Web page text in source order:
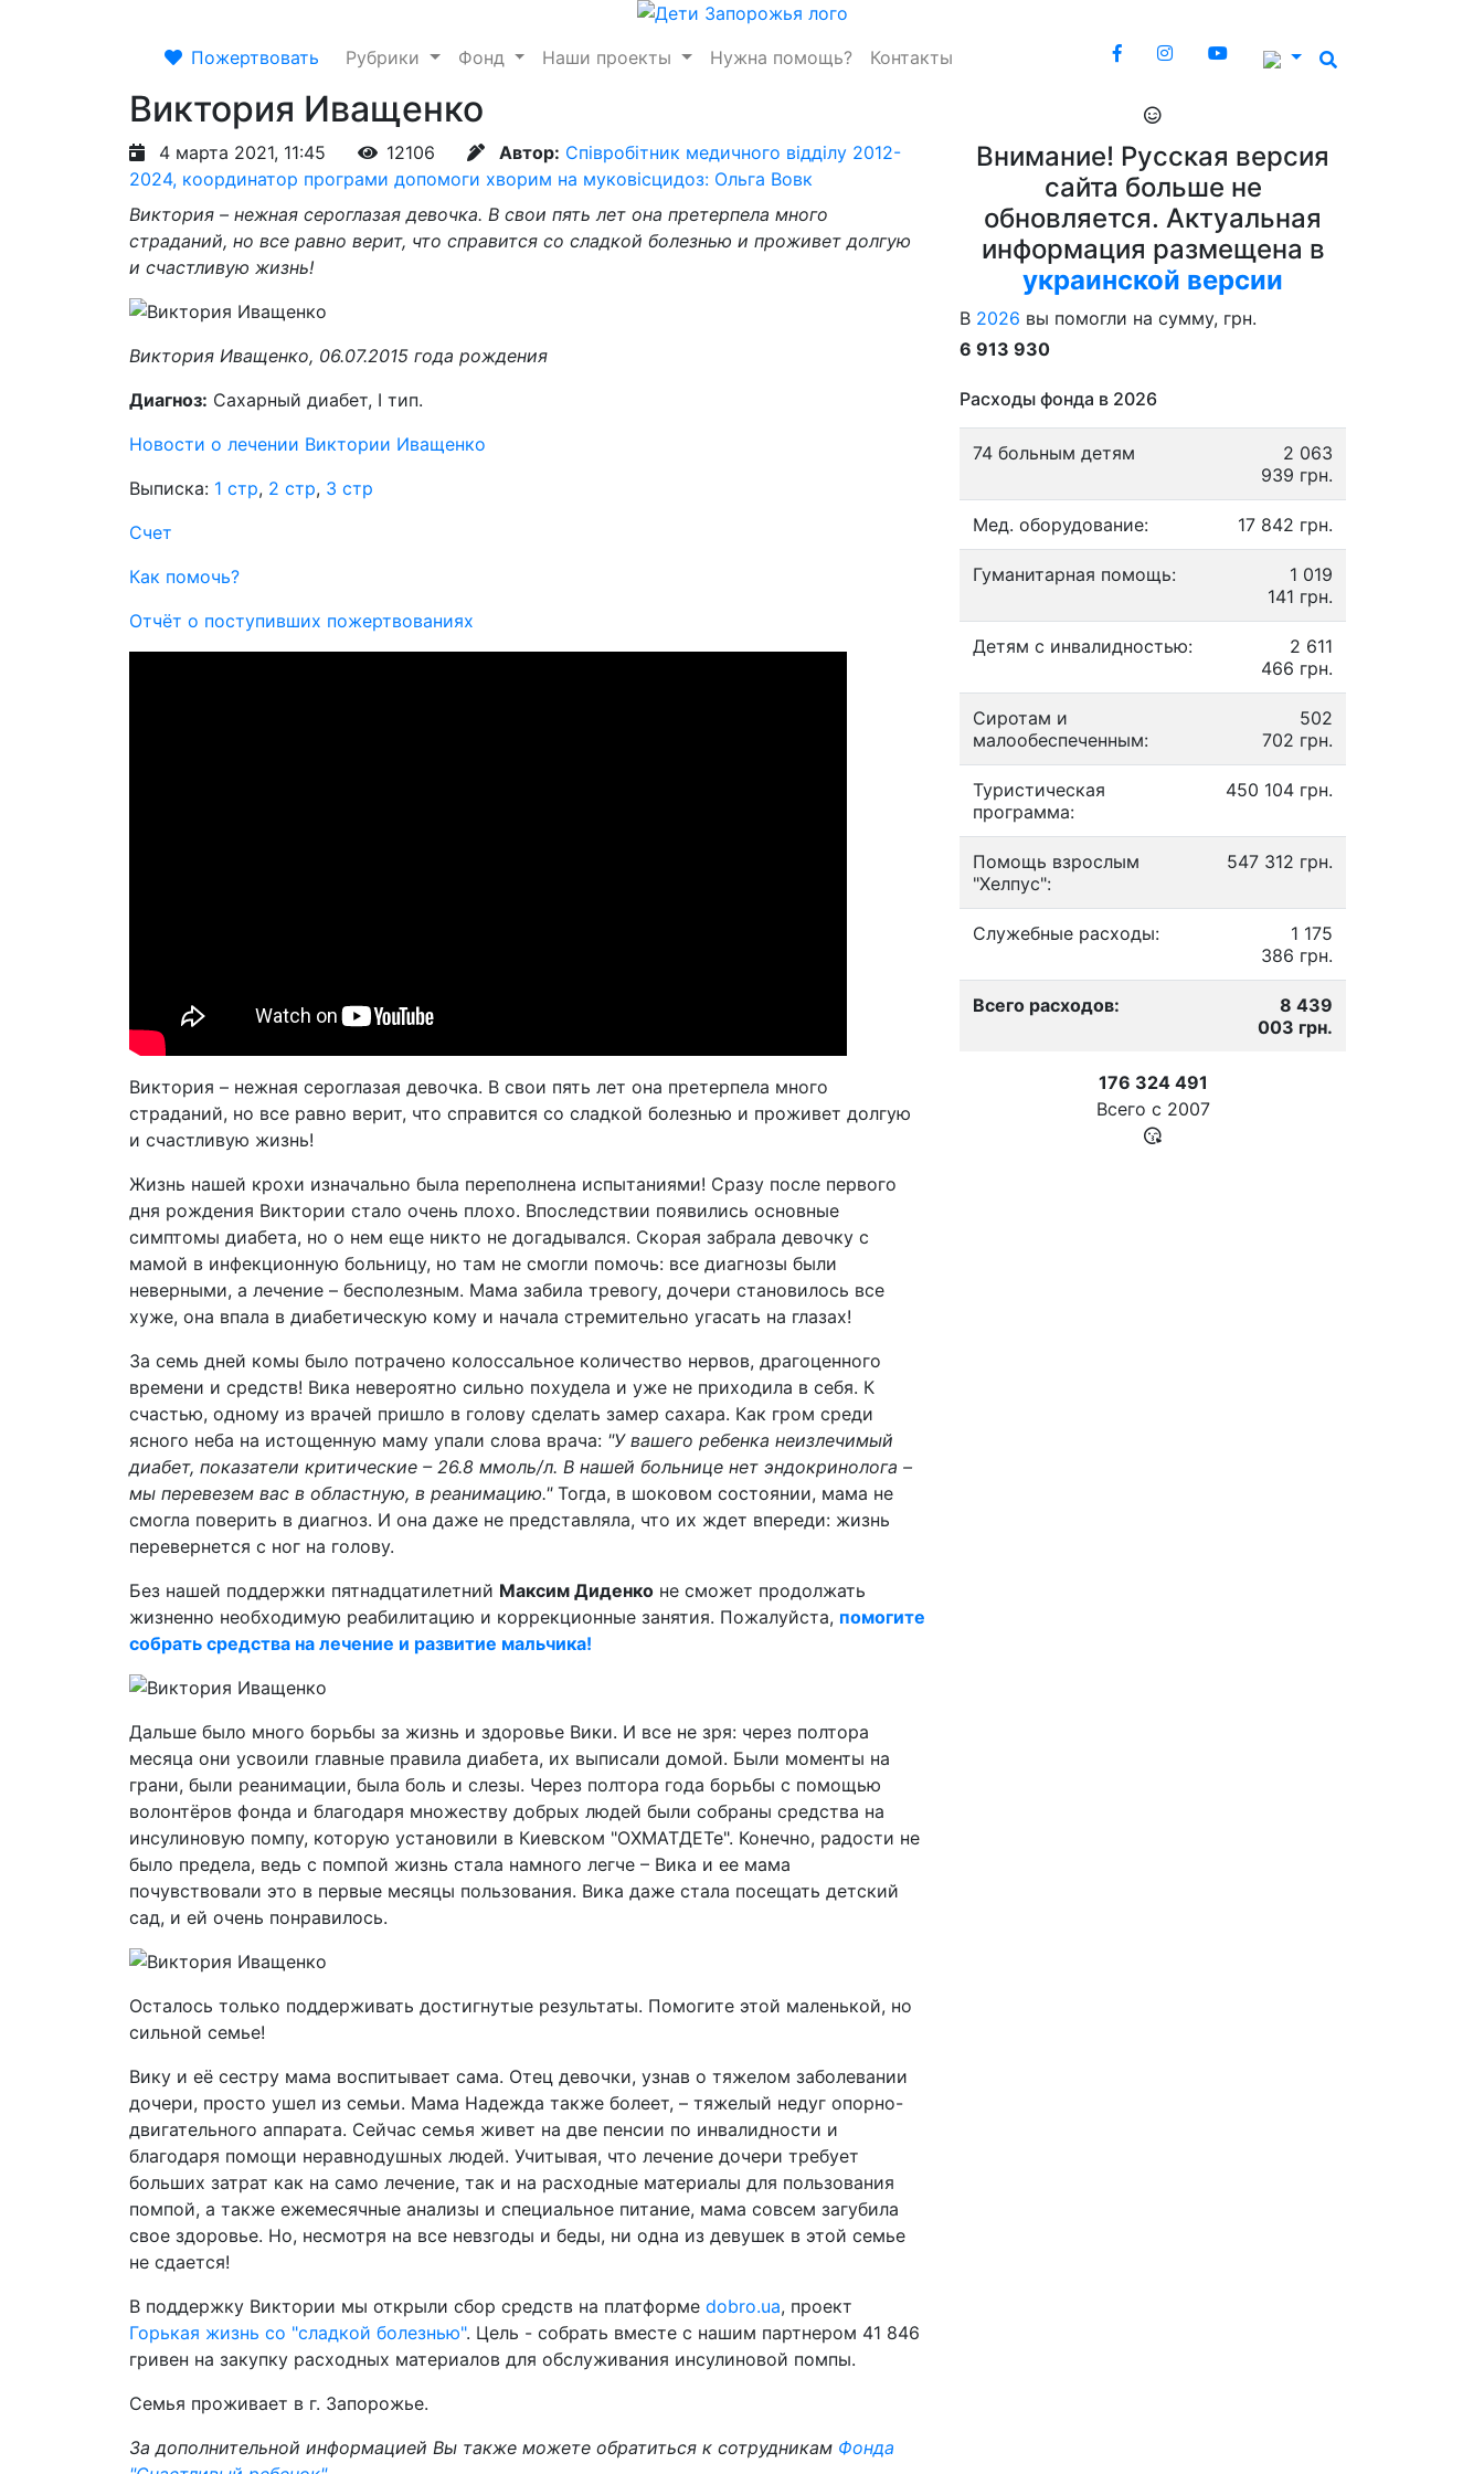
Пожертвовать Рубрики Фонд Наши проекты Нужна помощь? Контакты
Виктория Иващенко
4 марта 2021, 11:45 12106 Автор: Співробітник медичного відділу 2012-
2024, координатор програми допомоги хворим на муковісцидоз: Ольга Вовк
Виктория – нежная сероглазая девочка. В свои пять лет она претерпела много
страданий, но все равно верит, что справится со сладкой болезнью и проживет долгую
и счастливую жизнь!
Виктория Иващенко, 06.07.2015 года рождения
Диагноз: Сахарный диабет, І тип.
Новости о лечении Виктории Иващенко
Выписка: 1 стр, 2 стр, 3 стр
Счет
Как помочь?
Отчёт о поступивших пожертвованиях
Виктория – нежная сероглазая девочка. В свои пять лет она претерпела много
страданий, но все равно верит, что справится со сладкой болезнью и проживет долгую
и счастливую жизнь!
Жизнь нашей крохи изначально была переполнена испытаниями! Сразу после первого
дня рождения Виктории стало очень плохо. Впоследствии появились основные
симптомы диабета, но о нем еще никто не догадывался. Скорая забрала девочку с
мамой в инфекционную больницу, но там не смогли помочь: все диагнозы были
неверными, а лечение – бесполезным. Мама забила тревогу, дочери становилось все
хуже, она впала в диабетическую кому и начала стремительно угасать на глазах!
За семь дней комы было потрачено колоссальное количество нервов, драгоценного
времени и средств! Вика невероятно сильно похудела и уже не приходила в себя. К
счастью, одному из врачей пришло в голову сделать замер сахара. Как гром среди
ясного неба на истощенную маму упали слова врача: "У вашего ребенка неизлечимый
диабет, показатели критические – 26.8 ммоль/л. В нашей больнице нет эндокринолога –
мы перевезем вас в областную, в реанимацию."Тогда, в шоковом состоянии, мама не
смогла поверить в диагноз. И она даже не представляла, что их ждет впереди: жизнь
перевернется с ног на голову.
Без нашей поддержки пятнадцатилетний Максим Диденко не сможет продолжать
жизненно необходимую реабилитацию и коррекционные занятия. Пожалуйста, помогите
собрать средства на лечение и развитие мальчика!
Дальше было много борьбы за жизнь и здоровье Вики. И все не зря: через полтора
месяца они усвоили главные правила диабета, их выписали домой. Были моменты на
грани, были реанимации, была боль и слезы. Через полтора года борьбы с помощью
волонтёров фонда и благодаря множеству добрых людей были собраны средства на
инсулиновую помпу, которую установили в Киевском "ОХМАТДЕТе". Конечно, радости не
было предела, ведь с помпой жизнь стала намного легче – Вика и ее мама
почувствовали это в первые месяцы пользования. Вика даже стала посещать детский
сад, и ей очень понравилось.
Осталось только поддерживать достигнутые результаты. Помогите этой маленькой, но
сильной семье!
Вику и её сестру мама воспитывает сама. Отец девочки, узнав о тяжелом заболевании
дочери, просто ушел из семьи. Мама Надежда также болеет, – тяжелый недуг опорно-
двигательного аппарата. Сейчас семья живет на две пенсии по инвалидности и
благодаря помощи неравнодушных людей. Учитывая, что лечение дочери требует
больших затрат как на само лечение, так и на расходные материалы для пользования
помпой, а также ежемесячные анализы и специальное питание, мама совсем загубила
свое здоровье. Но, несмотря на все невзгоды и беды, ни одна из девушек в этой семье
не сдается!
В поддержку Виктории мы открыли сбор средств на платформе dobro.ua, проект
Горькая жизнь со "сладкой болезнью". Цель - собрать вместе с нашим партнером 41 846
гривен на закупку расходных материалов для обслуживания инсулиновой помпы.
Семья проживает в г. Запорожье.
За дополнительной информацией Вы также можете обратиться к сотрудникам Фонда
Внимание! Русская версия
сайта больше не
обновляется. Актуальная
информация размещена в
украинской версии
В 2026 вы помогли на сумму, грн.
6 913 930
Расходы фонда в 2026
74 больным детям
2 063
939 грн.
Мед. оборудование: 17 842 грн.
Гуманитарная помощь:
1 019
141 грн.
Детям с инвалидностью:
2 611
466 грн.
Сиротам и
малообеспеченным:
502
702 грн.
Туристическая
программа:
450 104 грн.
Помощь взрослым
"Хелпус":
547 312 грн.
Служебные расходы:
1 175
386 грн.
Всего расходов:
8 439
003 грн.
176 324 491
Всего с 2007